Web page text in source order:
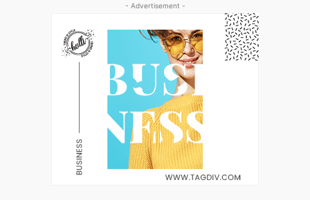
- Advertisement -